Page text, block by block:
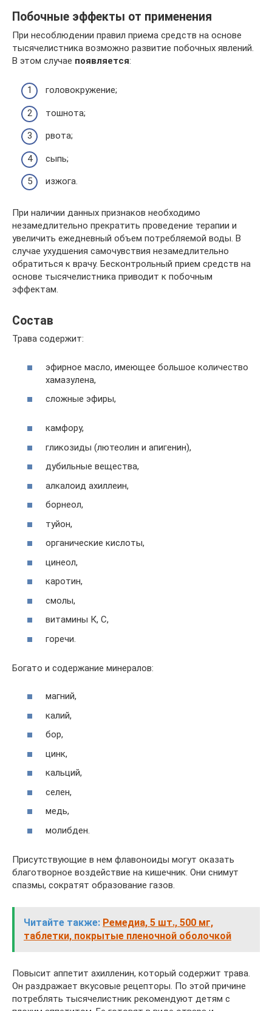
Побочные эффекты от применения
При несоблюдении правил приема средств на основе
тысячелистника возможно развитие побочных явлений.
В этом случае появляется:
головокружение;
тошнота;
рвота;
сыпь;
изжога.
При наличии данных признаков необходимо
незамедлительно прекратить проведение терапии и
увеличить ежедневный объем потребляемой воды. В
случае ухудшения самочувствия незамедлительно
обратиться к врачу. Бесконтрольный прием средств на
основе тысячелистника приводит к побочным
эффектам.
Состав
Трава содержит:
эфирное масло, имеющее большое количество
хамазулена,
сложные эфиры,
камфору,
гликозиды (лютеолин и апигенин),
дубильные вещества,
алкалоид ахиллеин,
борнеол,
туйон,
органические кислоты,
цинеол,
каротин,
смолы,
витамины К, С,
горечи.
Богато и содержание минералов:
магний,
калий,
бор,
цинк,
кальций,
селен,
медь,
молибден.
Присутствующие в нем флавоноиды могут оказать
благотворное воздействие на кишечник. Они снимут
спазмы, сократят образование газов.
Читайте также: Ремедиа, 5 шт., 500 мг,
таблетки, покрытые пленочной оболочкой
Повысит аппетит ахилленин, который содержит трава.
Он раздражает вкусовые рецепторы. По этой причине
потреблять тысячелистник рекомендуют детям с